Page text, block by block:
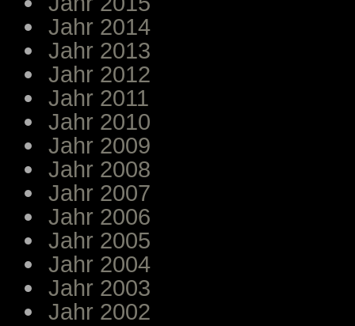
Jahr 2014
Jahr 2013
Jahr 2012
Jahr 2011
Jahr 2010
Jahr 2009
Jahr 2008
Jahr 2007
Jahr 2006
Jahr 2005
Jahr 2004
Jahr 2003
Jahr 2002